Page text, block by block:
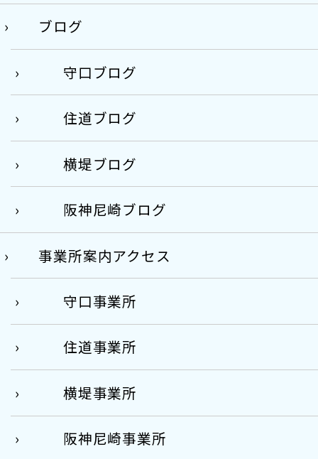
ブログ
守口ブログ
住道ブログ
横堤ブログ
阪神尼崎ブログ
事業所案内アクセス
守口事業所
住道事業所
横堤事業所
阪神尼崎事業所